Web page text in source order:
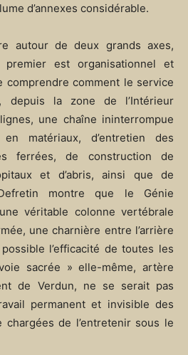
d’annexes considérable.
autour de deux grands axes,
est organisationnel et
comprendre comment le service
depuis la zone de l’Intérieur
une chaîne ininterrompue
en matériaux, d’entretien des
ferrées, de construction de
et d’abris, ainsi que de
montre que le Génie
véritable colonne vertébrale
une charnière entre l’arrière
l’efficacité de toutes les
sacrée » elle-même, artère
de Verdun, ne se serait pas
permanent et invisible des
chargées de l’entretenir sous le